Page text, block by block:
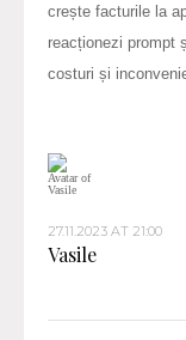
crește facturile la
reacționezi prompt
costuri și
27.11.2023 AT 21:00
Vasile